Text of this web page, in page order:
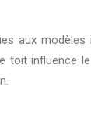
aux
toit influence